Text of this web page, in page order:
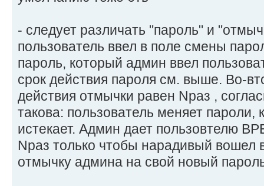
- следует различать "пароль" и
пользователь ввел в поле смены
пароль, который админ ввел
срок действия пароля см. выше. Во-
действия отмычки равен Nраз ,
такова: пользователь меняет пароли,
истекает. Админ дает пользовтелю
Nраз только чтобы нарадивый вошел
отмычку админа на свой новый